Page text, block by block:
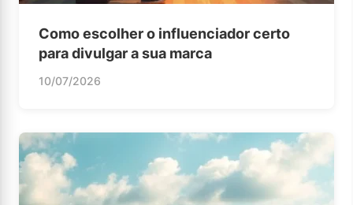
Como escolher o influenciador certo
para divulgar a sua marca
10/07/2026